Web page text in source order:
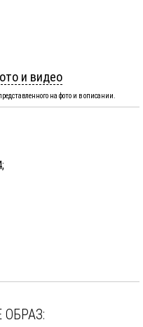
и видео
на фото и в описании.